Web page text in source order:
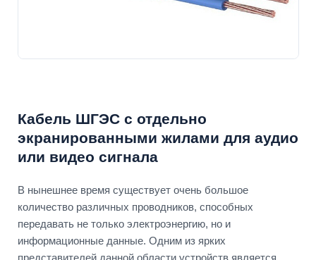
Кабель ШГЭС с отдельно
экранированными жилами для аудио
или видео сигнала
В нынешнее время существует очень большое
количество различных проводников, способных
передавать не только электроэнергию, но и
информационные данные. Одним из ярких
представителей данной области устройств является